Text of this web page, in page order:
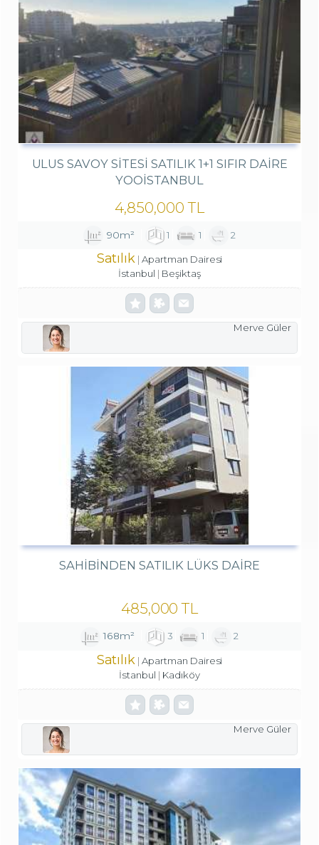
ULUS SAVOY SİTESİ SATILIK 1+1 SIFIR DAİRE
YOOISTANBUL
4,850,000 TL
90m² 1 1 2
Satılık
Apartman Dairesi
İstanbul
Beşiktaş
Merve Güler
SAHIBINDEN SATILIK LÜKS DAIRE
485,000 TL
168m² 3 1 2
Satılık
Apartman Dairesi
İstanbul
Kadıköy
Merve Güler